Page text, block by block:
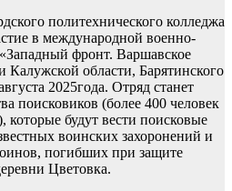
политехнического колледжа
в международной военно-
фронт. Варшавское
Калужской области, Барятинского
2025года. Отряд станет
поисковиков (более 400 человек
которые будут вести поисковые
воинских захоронений и
погибших при защите
Цветовка.